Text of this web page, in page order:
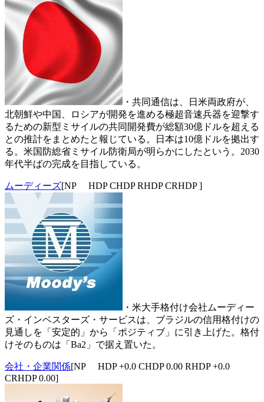
・共同通信は、日米両政府が、
北朝鮮や中国、ロシアが開発を進める極超音速兵器を迎撃す
るための新型ミサイルの共同開発費が総額30億ドルを超える
との推計をまとめたと報じている。日本は10億ドルを拠出す
る。米国防総省ミサイル防衛局が明らかにしたという。2030
年代半ばの完成を目指している。
ムーディーズ[NP HDP CHDP RHDP CRHDP ]
・米大手格付け会社ムーディー
ズ・インベスターズ・サービスは、ブラジルの信用格付けの
見通しを「安定的」から「ポジティブ」に引き上げた。格付
けそのものは「Ba2」で据え置いた。
会社・企業関係[NP HDP +0.0 CHDP 0.00 RHDP +0.0
CRHDP 0.00]